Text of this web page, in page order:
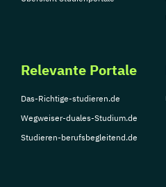
Relevante Portale
Das-Richtige-studieren.de
Wegweiser-duales-Studium.de
Studieren-berufsbegleitend.de